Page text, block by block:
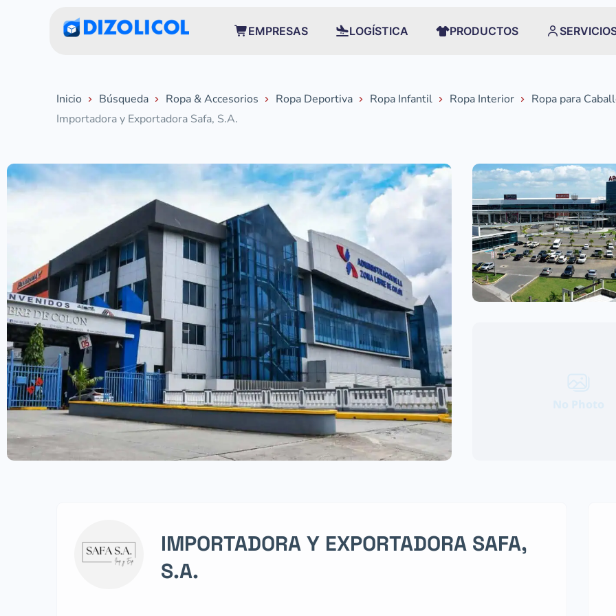
EMPRESAS LOGÍSTICA PRODUCTOS
Inicio Búsqueda Ropa & Accesorios Ropa Deportiva Ropa Infantil Ropa Interior Ropa para
Importadora y Exportadora Safa, S.A.
IMPORTADORA Y EXPORTADORA SAFA,
S.A.